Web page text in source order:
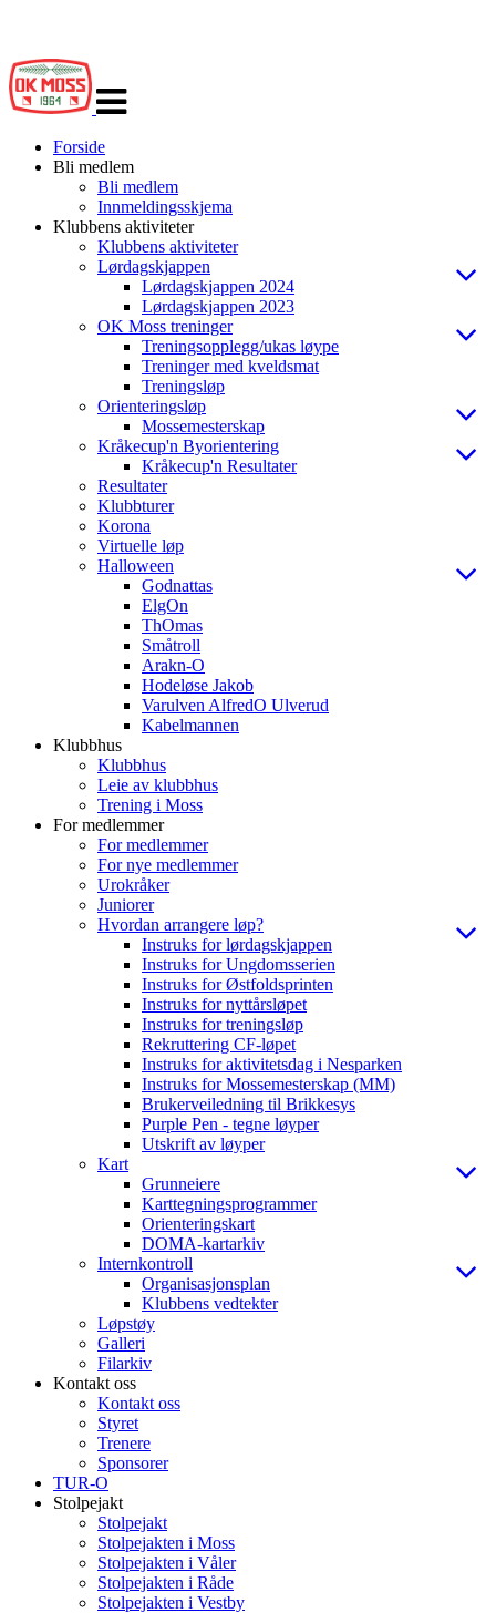
navigasjon
Forside
Bli medlem
Bli medlem
Innmeldingsskjema
Klubbens aktiviteter
Klubbens aktiviteter
Lørdagskjappen
Lørdagskjappen 2024
Lørdagskjappen 2023
OK Moss treninger
Treningsopplegg/ukas løype
Treninger med kveldsmat
Treningsløp
Orienteringsløp
Mossemesterskap
Kråkecup'n Byorientering
Kråkecup'n Resultater
Resultater
Klubbturer
Korona
Virtuelle løp
Halloween
Godnattas
ElgOn
ThOmas
Småtroll
Arakn-O
Hodeløse Jakob
Varulven AlfredO Ulverud
Kabelmannen
Klubbhus
Klubbhus
Leie av klubbhus
Trening i Moss
For medlemmer
For medlemmer
For nye medlemmer
Urokråker
Juniorer
Hvordan arrangere løp?
Instruks for lørdagskjappen
Instruks for Ungdomsserien
Instruks for Østfoldsprinten
Instruks for nyttårsløpet
Instruks for treningsløp
Rekruttering CF-løpet
Instruks for aktivitetsdag i Nesparken
Instruks for Mossemesterskap (MM)
Brukerveiledning til Brikkesys
Purple Pen - tegne løyper
Utskrift av løyper
Kart
Grunneiere
Karttegningsprogrammer
Orienteringskart
DOMA-kartarkiv
Internkontroll
Organisasjonsplan
Klubbens vedtekter
Løpstøy
Galleri
Filarkiv
Kontakt oss
Kontakt oss
Styret
Trenere
Sponsorer
TUR-O
Stolpejakt
Stolpejakt
Stolpejakten i Moss
Stolpejakten i Våler
Stolpejakten i Råde
Stolpejakten i Vestby